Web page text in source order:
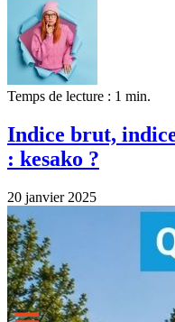
Temps de lecture : 1 min.
Indice brut,
: kesako ?
20 janvier 2025